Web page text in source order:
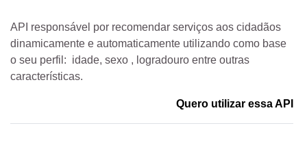
API responsável por recomendar serviços aos cidadãos
dinamicamente e automaticamente utilizando como base
o seu perfil: idade, sexo , logradouro entre outras
características.
Quero utilizar essa API